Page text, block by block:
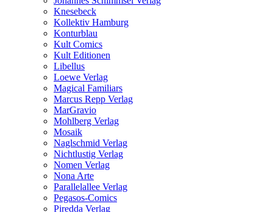
Knesebeck
Kollektiv Hamburg
Konturblau
Kult Comics
Kult Editionen
Libellus
Loewe Verlag
Magical Familiars
Marcus Repp Verlag
MarGravio
Mohlberg Verlag
Mosaik
Naglschmid Verlag
Nichtlustig Verlag
Nomen Verlag
Nona Arte
Parallelallee Verlag
Pegasos-Comics
Piredda Verlag